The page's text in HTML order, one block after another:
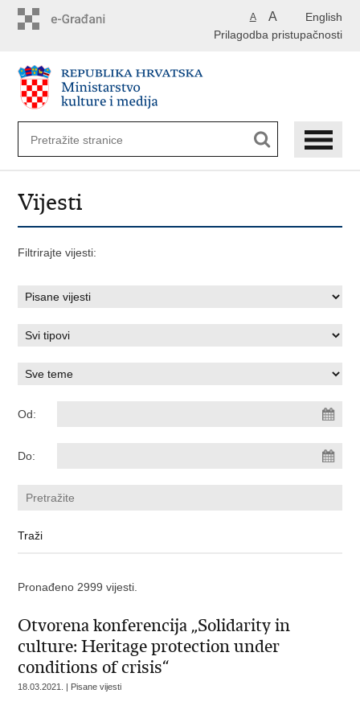
English
A A
Prilagodba pristupačnosti
Vijesti
Filtrirajte vijesti:
Od:
Do:
Pronađeno 2999 vijesti.
Otvorena konferencija „Solidarity in
culture: Heritage protection under
conditions of crisis“
18.03.2021. | Pisane vijesti